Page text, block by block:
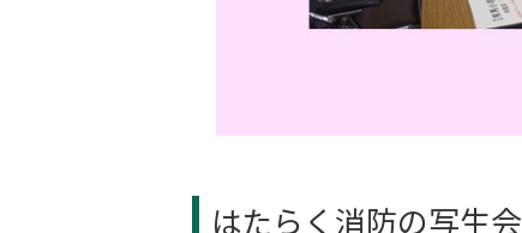
はたらく消防の写生会